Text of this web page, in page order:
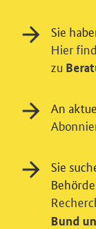
Sie
Hier
zu
An
Sie
Bund